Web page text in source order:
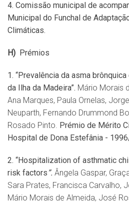
4. Comissão municipal de
Municipal do Funchal de
Climáticas.
H) Prémios
1. “Prevalência da asma
da Ilha da Madeira”. Mário Morais
Ana Marques, Paula Ornelas,
Neuparth, Fernando Drummond
Rosado Pinto. Prémio de Mérito
Hospital de Dona Estefânia -
2. “Hospitalization of asthmatic
risk factors ”. Ângela Gaspar,
Sara Prates, Francisca Carvalho,
Mário Morais de Almeida, José